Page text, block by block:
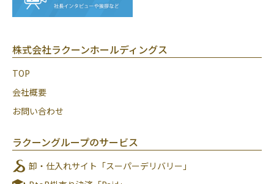
株式会社ラクーンホールディングス
TOP
会社概要
お問い合わせ
ラクーングループのサービス
卸・仕入れサイト「スーパーデリバリー」